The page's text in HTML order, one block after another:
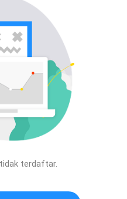
terdaftar.